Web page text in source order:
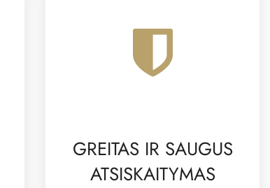
GREITAS IR SAUGUS
ATSISKAITYMAS